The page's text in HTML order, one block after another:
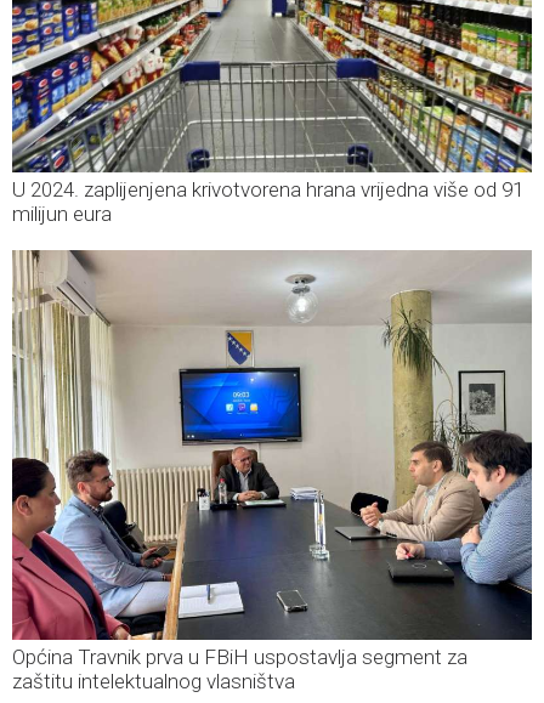
U 2024. zaplijenjena krivotvorena hrana vrijedna više od 91
milijun eura
Općina Travnik prva u FBiH uspostavlja segment za
zaštitu intelektualnog vlasništva